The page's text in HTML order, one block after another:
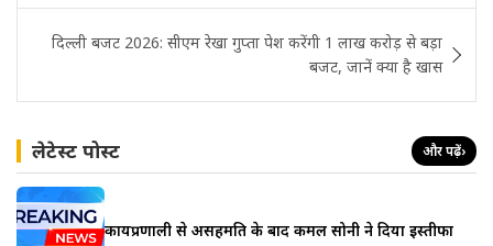
दिल्ली बजट 2026: सीएम रेखा गुप्ता पेश करेंगी 1 लाख करोड़ से बड़ा
बजट, जानें क्या है खास
लेटेस्ट पोस्ट और पढ़ें›
कार्यप्रणाली से असहमति के बाद कमल सोनी ने दिया इस्तीफा